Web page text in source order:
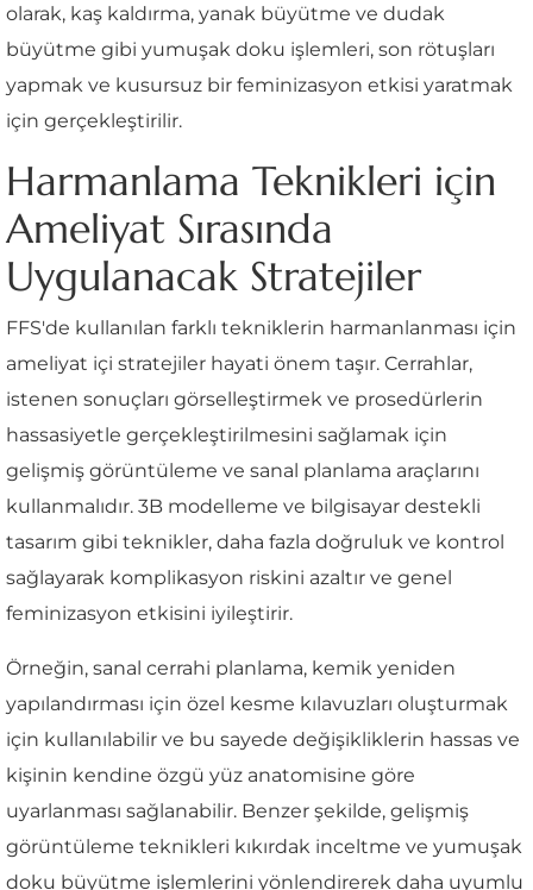
olarak, kaş kaldırma, yanak büyütme ve dudak
büyütme gibi yumuşak doku işlemleri, son rötuşları
yapmak ve kusursuz bir feminizasyon etkisi yaratmak
için gerçekleştirilir.
Harmanlama Teknikleri için
Ameliyat Sırasında
Uygulanacak Stratejiler
FFS'de kullanılan farklı tekniklerin harmanlanması için
ameliyat içi stratejiler hayati önem taşır. Cerrahlar,
istenen sonuçları görselleştirmek ve prosedürlerin
hassasiyetle gerçekleştirilmesini sağlamak için
gelişmiş görüntüleme ve sanal planlama araçlarını
kullanmalıdır. 3B modelleme ve bilgisayar destekli
tasarım gibi teknikler, daha fazla doğruluk ve kontrol
sağlayarak komplikasyon riskini azaltır ve genel
feminizasyon etkisini iyileştirir.
Örneğin, sanal cerrahi planlama, kemik yeniden
yapılandırması için özel kesme kılavuzları oluşturmak
için kullanılabilir ve bu sayede değişikliklerin hassas ve
kişinin kendine özgü yüz anatomisine göre
uyarlanması sağlanabilir. Benzer şekilde, gelişmiş
görüntüleme teknikleri kıkırdak inceltme ve yumuşak
doku büyütme işlemlerini yönlendirerek daha uyumlu